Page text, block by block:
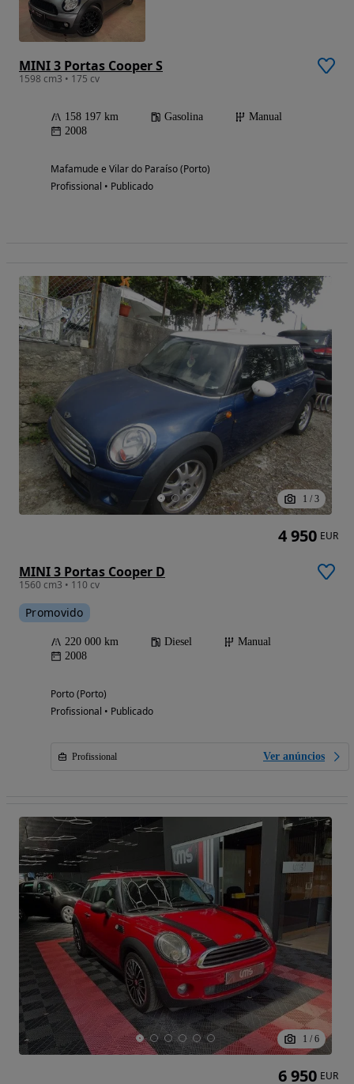
MINI 3 Portas Cooper S
1598 cm3 • 175 cv
158 197 km Gasolina
Manual
2008
Mafamude e Vilar do Paraíso (Porto)
Profissional • Publicado
1 / 3
MINI 3 Portas Cooper D
1560 cm3 • 110 cv
Promovido
220 000 km Diesel
Manual
2008
Porto (Porto)
Profissional • Publicado
Profissional Ver anúncios
4 950 EUR
1 / 6
6 950 EUR